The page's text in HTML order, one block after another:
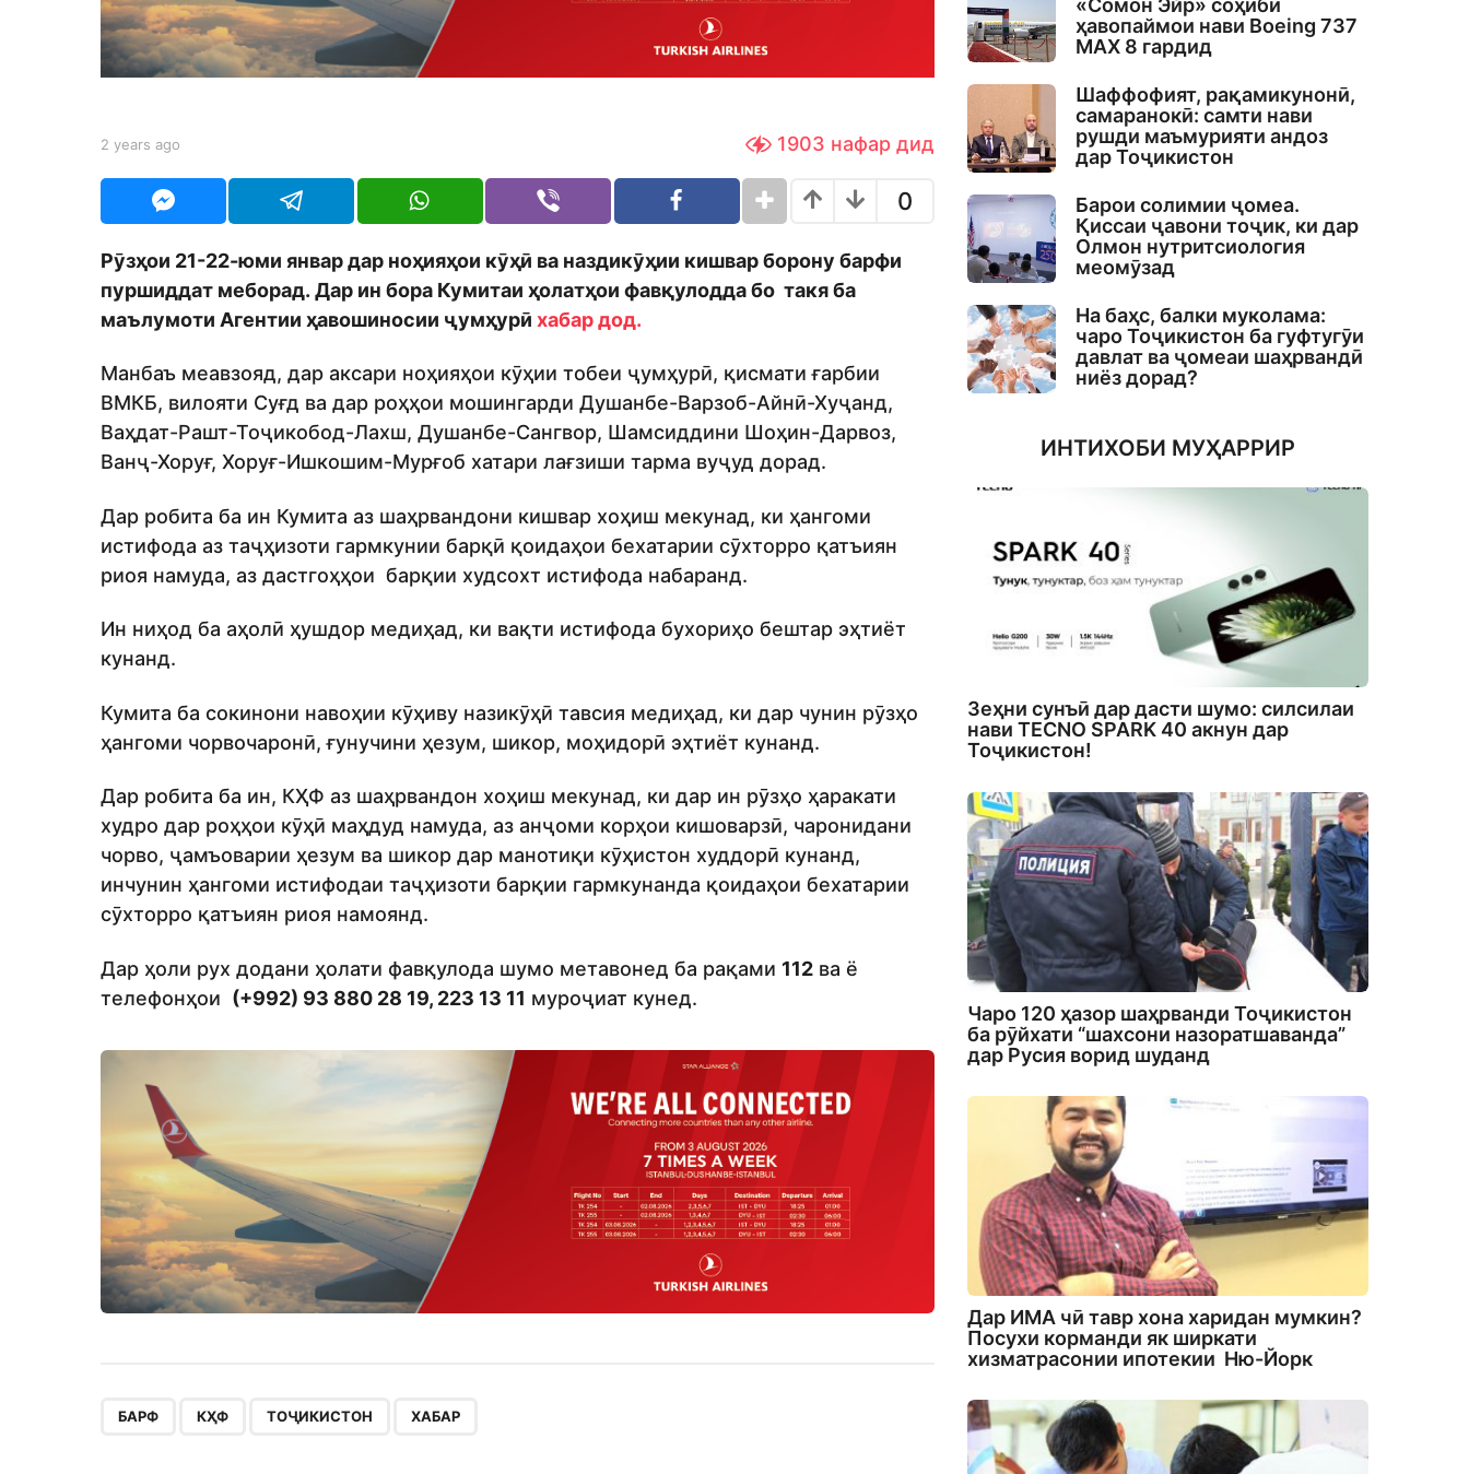
s
a
g
b
S
o
m
o
2 years ago
r
a
g
1903 нафар дид
0
Рӯзҳои 21-22-юми январ дар ноҳияҳои кӯҳӣ ва наздикӯҳии кишвар борону барфи
пуршиддат меборад. Дар ин бора Кумитаи ҳолатҳои фавқулодда бо такя ба
маълумоти Агентии ҳавошиносии ҷумҳурӣ хабар дод.
Манбаъ меавзояд, дар аксари ноҳияҳои кӯҳии тобеи ҷумҳурӣ, қисмати ғарбии
ВМКБ, вилояти Суғд ва дар роҳҳои мошингарди Душанбе-Варзоб-Айнӣ-Хуҷанд,
Ваҳдат-Рашт-Тоҷикобод-Лахш, Душанбе-Сангвор, Шамсиддини Шоҳин-Дарвоз,
Ванҷ-Хоруғ, Хоруғ-Ишкошим-Мурғоб хатари лағзиши тарма вуҷуд дорад.
Дар робита ба ин Кумита аз шаҳрвандони кишвар хоҳиш мекунад, ки ҳангоми
истифода аз таҷҳизоти гармкунии барқӣ қоидаҳои бехатарии сӯхторро қатъиян
риоя намуда, аз дастгоҳҳои барқии худсохт истифода набаранд.
Ин ниҳод ба аҳолӣ ҳушдор медиҳад, ки вақти истифода бухориҳо бештар эҳтиёт
кунанд.
Кумита ба сокинони навоҳии кӯҳиву назикӯҳӣ тавсия медиҳад, ки дар чунин рӯзҳо
ҳангоми чорвочаронӣ, ғунучини ҳезум, шикор, моҳидорӣ эҳтиёт кунанд.
Дар робита ба ин, КҲФ аз шаҳрвандон хоҳиш мекунад, ки дар ин рӯзҳо ҳаракати
худро дар роҳҳои кӯҳӣ маҳдуд намуда, аз анҷоми корҳои кишоварзӣ, чаронидани
чорво, ҷамъоварии ҳезум ва шикор дар манотиқи кӯҳистон худдорӣ кунанд,
инчунин ҳангоми истифодаи таҷҳизоти барқии гармкунанда қоидаҳои бехатарии
сӯхторро қатъиян риоя намоянд.
Дар ҳоли рух додани ҳолати фавқулода шумо метавонед ба рақами 112 ва ё
телефонҳои (+992) 93 880 28 19, 223 13 11 муроҷиат кунед.
БАРФ КҲФ ТОҶИКИСТОН ХАБАР
«Сомон Эйр» соҳиби
ҳавопаймои нави Boeing 737
MAX 8 гардид
Шаффофият, рақамикунонӣ,
самаранокӣ: самти нави
рушди маъмурияти андоз
дар Тоҷикистон
Барои солимии ҷомеа.
Қиссаи ҷавони тоҷик, ки дар
Олмон нутритсиология
меомӯзад
На баҳс, балки муколама:
чаро Тоҷикистон ба гуфтугӯи
давлат ва ҷомеаи шаҳрвандӣ
ниёз дорад?
ИНТИХОБИ МУҲАРРИР
Зеҳни сунъӣ дар дасти шумо: силсилаи
нави TECNO SPARK 40 акнун дар
Тоҷикистон!
Чаро 120 ҳазор шаҳрванди Тоҷикистон
ба рӯйхати “шахсони назоратшаванда”
дар Русия ворид шуданд
Дар ИМА чӣ тавр хона харидан мумкин?
Посухи корманди як ширкати
хизматрасонии ипотекии Ню-Йорк